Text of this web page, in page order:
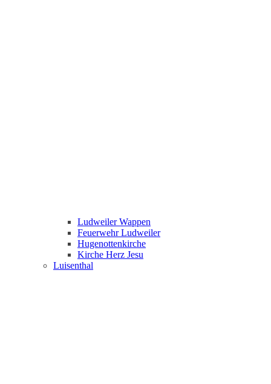
Ludweiler Wappen
Feuerwehr Ludweiler
Hugenottenkirche
Kirche Herz Jesu
Luisenthal